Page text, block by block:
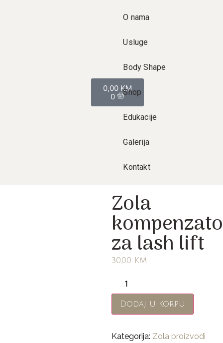
0,00 KM
0
O nama
Usluge
Body Shape
Shop
Edukacije
Galerija
Kontakt
Zola
za lash lift
30,00 KM
Dodaj u korpu
Kategorija: Zola proizvodi